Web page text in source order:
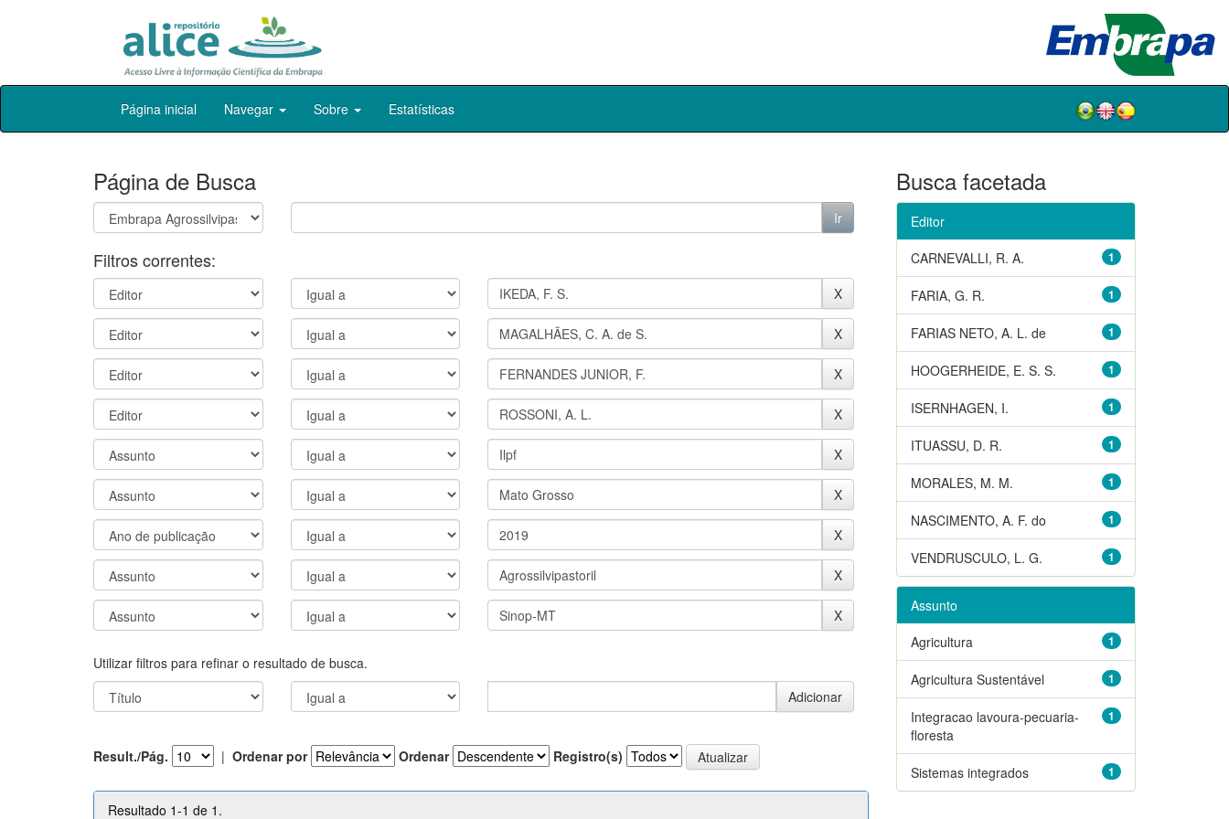
Skip
Página inicial Navegar Sobre Estatísticas
Página de Busca
Filtros correntes:
Utilizar filtros para refinar o resultado de busca.
Result./Pág. | Ordenar por Ordenar Registro(s)
Resultado 1-1 de 1.
Busca facetada
Editor
1
CARNEVALLI, R. A.
1
FARIA, G. R.
1
FARIAS NETO, A. L. de
1
HOOGERHEIDE, E. S. S.
1
ISERNHAGEN, I.
1
ITUASSU, D. R.
1
MORALES, M. M.
1
NASCIMENTO, A. F. do
1
VENDRUSCULO, L. G.
Assunto
1
Agricultura
1
Agricultura Sustentável
1
Integracao lavoura-pecuaria-
floresta
1
Sistemas integrados